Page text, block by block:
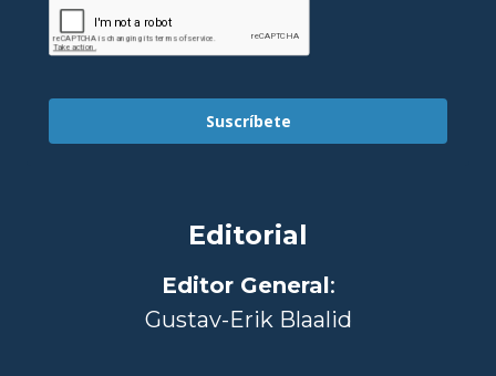
Suscríbete
Editorial
Editor General:
Gustav-Erik Blaalid